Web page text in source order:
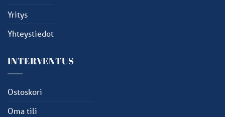
Yritys
Yhteystiedot
INTERVENTUS
Ostoskori
Oma tili